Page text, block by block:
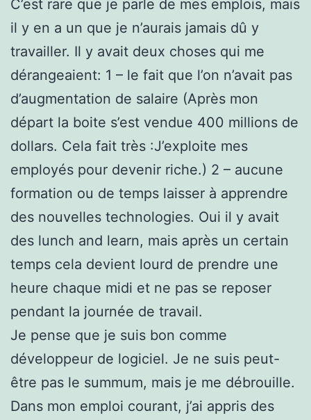
C’est rare que je parle de mes emplois, mais
il y en a un que je n’aurais jamais dû y
travailler. Il y avait deux choses qui me
dérangeaient: 1 – le fait que l’on n’avait pas
d’augmentation de salaire (Après mon
départ la boite s’est vendue 400 millions de
dollars. Cela fait très :J’exploite mes
employés pour devenir riche.) 2 – aucune
formation ou de temps laisser à apprendre
des nouvelles technologies. Oui il y avait
des lunch and learn, mais après un certain
temps cela devient lourd de prendre une
heure chaque midi et ne pas se reposer
pendant la journée de travail.
Je pense que je suis bon comme
développeur de logiciel. Je ne suis peut-
être pas le summum, mais je me débrouille.
Dans mon emploi courant, j’ai appris des